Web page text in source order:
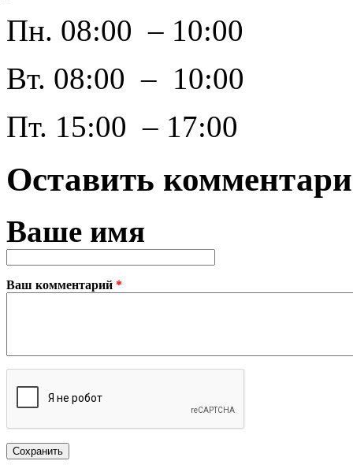
Пн. 08:00 – 10:00
Вт. 08:00 – 10:00
Пт. 15:00 – 17:00
Оставить
Ваше имя
Ваш комментарий *
Plain text